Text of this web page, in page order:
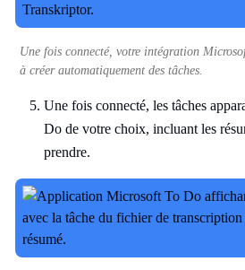
Une fois connecté, votre intégration
à créer automatiquement des tâches.
Une fois connecté, les tâches
Do de votre choix, incluant les
prendre.